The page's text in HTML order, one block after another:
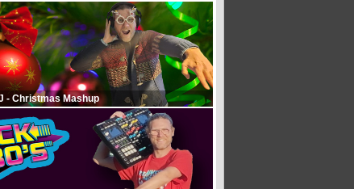
- Christmas Mashup